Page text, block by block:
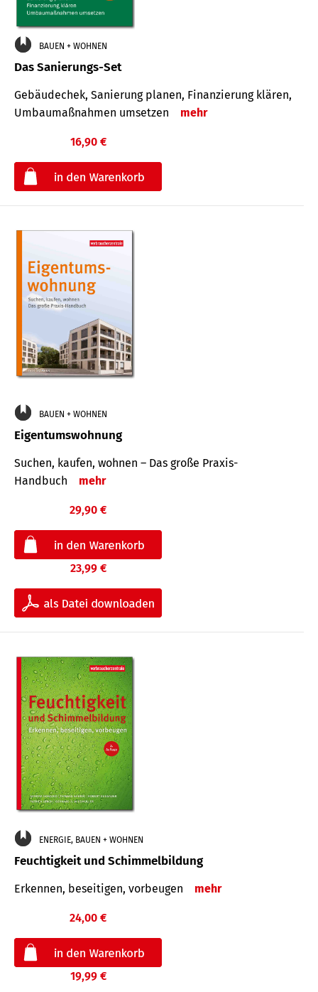
BAUEN + WOHNEN
Das Sanierungs-Set
Gebäudechek, Sanierung planen, Finanzierung klären,
Umbaumaßnahmen umsetzen
mehr
16,90 €
BAUEN + WOHNEN
Eigentumswohnung
Suchen, kaufen, wohnen – Das große Praxis-
Handbuch
mehr
29,90 €
23,99 €
ENERGIE, BAUEN + WOHNEN
Feuchtigkeit und Schimmelbildung
Erkennen, beseitigen, vorbeugen mehr
24,00 €
19,99 €